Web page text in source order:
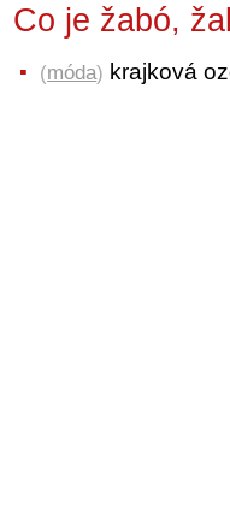
Co je žabó,
(móda) krajková